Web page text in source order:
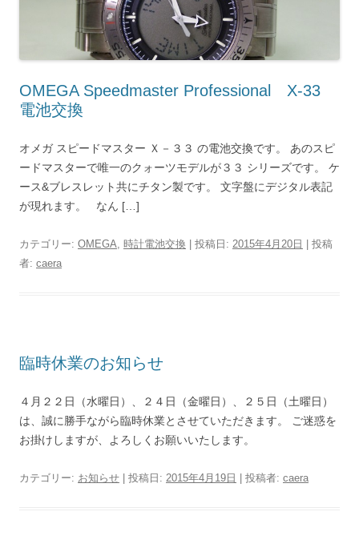
OMEGA Speedmaster Professional X-33
電池交換
オメガ スピードマスター Ｘ－３３ の電池交換です。 あのスピ
ードマスターで唯一のクォーツモデルが３３ シリーズです。 ケ
ース&ブレスレット共にチタン製です。 文字盤にデジタル表記
が現れます。 なん […]
カテゴリー: OMEGA, 時計電池交換 | 投稿日: 2015年4月20日
投稿
者: caera
臨時休業のお知らせ
４月２２日（水曜日）、２４日（金曜日）、２５日（土曜日）
は、誠に勝手ながら臨時休業とさせていただきます。 ご迷惑を
お掛けしますが、よろしくお願いいたします。
カテゴリー: お知らせ | 投稿日: 2015年4月19日 投稿者: caera